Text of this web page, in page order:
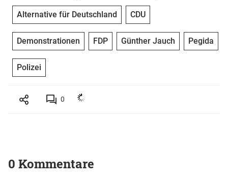
Alternative für Deutschland CDU
Demonstrationen FDP Günther Jauch Pegida
Polizei
0
0 Kommentare